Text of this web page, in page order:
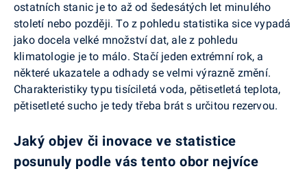
ostatních stanic je to až od šedesátých let minulého
století nebo později. To z pohledu statistika sice vypadá
jako docela velké množství dat, ale z pohledu
klimatologie je to málo. Stačí jeden extrémní rok, a
některé ukazatele a odhady se velmi výrazně změní.
Charakteristiky typu tisíciletá voda, pětisetletá teplota,
pětisetleté sucho je tedy třeba brát s určitou rezervou.
Jaký objev či inovace ve statistice
posunuly podle vás tento obor nejvíce